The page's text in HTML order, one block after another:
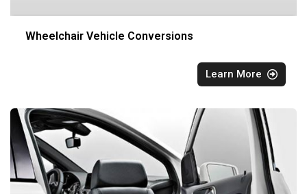
Wheelchair Vehicle Conversions
Learn More